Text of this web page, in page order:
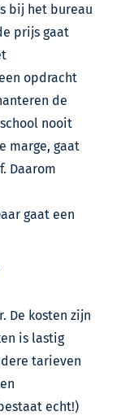
bij het bureau
prijs gaat
opdracht
de
nooit
marge, gaat
Daarom
gaat een
De kosten zijn
is lastig
tarieven
echt!)